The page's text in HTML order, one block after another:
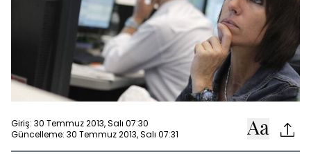
Giriş: 30 Temmuz 2013, Salı 07:30
Güncelleme: 30 Temmuz 2013, Salı 07:31